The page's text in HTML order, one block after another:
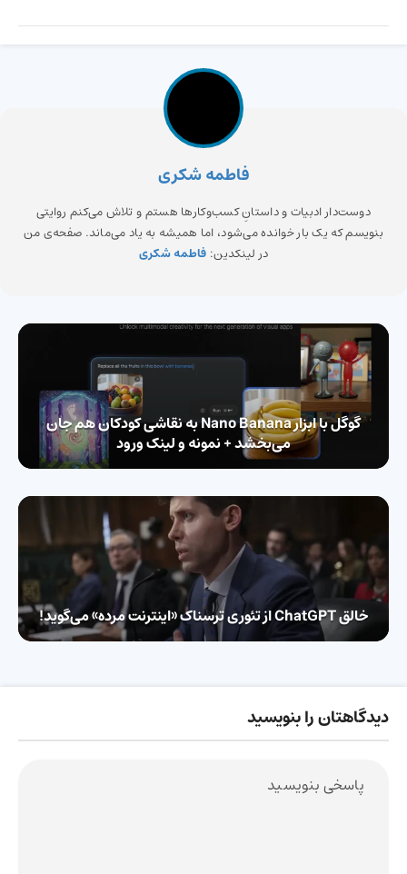
فاطمه شکری
دوست‌دار ادبیات و داستانِ کسب‌وکارها هستم و تلاش می‌کنم روایتی
بنویسم که یک بار خوانده می‌شود، اما همیشه به یاد می‌ماند. صفحه‌ی من
در لینکدین: فاطمه شکری
گوگل با ابزار Nano Banana به نقاشی کودکان هم جان
می‌بخشد + نمونه و لینک ورود
خالق ChatGPT از تئوری ترسناک «اینترنت مرده» می‌گوید!
دیدگاهتان را بنویسید